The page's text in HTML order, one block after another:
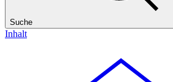
Suche
Inhalt